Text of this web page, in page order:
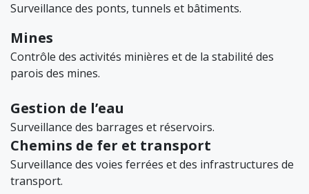
Surveillance des ponts, tunnels et bâtiments.
Mines
Contrôle des activités minières et de la stabilité des
parois des mines.
Gestion de l’eau
Surveillance des barrages et réservoirs.
Chemins de fer et transport
Surveillance des voies ferrées et des infrastructures de
transport.